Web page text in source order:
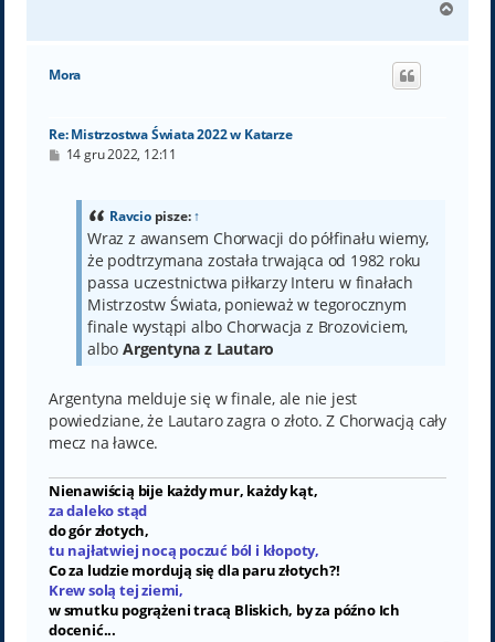
g
Mora
Re: Mistrzostwa Świata 2022 w Katarze
P14 gru 2022, 12:11
Ravciopisze:↑
Wraz z awansem Chorwacji do półfinału wiemy,
że podtrzymana została trwająca od 1982 roku
passa uczestnictwa piłkarzy Interu w finałach
Mistrzostw Świata, ponieważ w tegorocznym
finale wystąpi albo Chorwacja z Brozoviciem,
albo Argentyna z Lautaro
Argentyna melduje się w finale, ale nie jest
powiedziane, że Lautaro zagra o złoto. Z Chorwacją cały
mecz na ławce.
Nienawiścią bije każdy mur, każdy kąt,
za daleko stąd
do gór złotych,
tu najłatwiej nocą poczuć ból i kłopoty,
Co za ludzie mordują się dla paru złotych?!
Krew solą tej ziemi,
w smutku pogrążeni tracą Bliskich, by za późno Ich
docenić...